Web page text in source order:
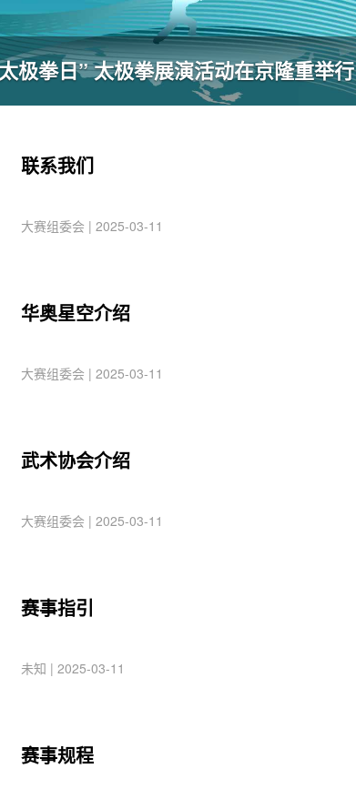
极拳日” 太极拳展演活动在京隆重举行
联系我们
大赛组委会 | 2025-03-11
华奥星空介绍
大赛组委会 | 2025-03-11
武术协会介绍
大赛组委会 | 2025-03-11
赛事指引
未知 | 2025-03-11
赛事规程